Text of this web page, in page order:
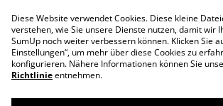
Diese Website verwendet Cookies. Diese kleine
verstehen, wie Sie unsere Dienste nutzen, damit wir
SumUp noch weiter verbessern können. Klicken Sie
Einstellungen“, um mehr über diese Cookies zu
konfigurieren. Nähere Informationen können Sie
Richtlinieentnehmen.